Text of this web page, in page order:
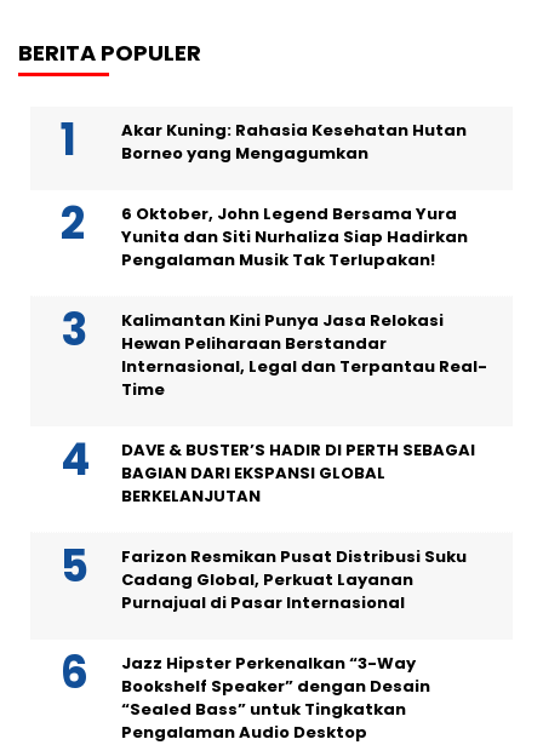
BERITA POPULER
Akar Kuning: Rahasia Kesehatan Hutan
Borneo yang Mengagumkan
6 Oktober, John Legend Bersama Yura
Yunita dan Siti Nurhaliza Siap Hadirkan
Pengalaman Musik Tak Terlupakan!
Kalimantan Kini Punya Jasa Relokasi
Hewan Peliharaan Berstandar
Internasional, Legal dan Terpantau Real-
Time
DAVE & BUSTER’S HADIR DI PERTH SEBAGAI
BAGIAN DARI EKSPANSI GLOBAL
BERKELANJUTAN
Farizon Resmikan Pusat Distribusi Suku
Cadang Global, Perkuat Layanan
Purnajual di Pasar Internasional
Jazz Hipster Perkenalkan “3-Way
Bookshelf Speaker” dengan Desain
“Sealed Bass” untuk Tingkatkan
Pengalaman Audio Desktop